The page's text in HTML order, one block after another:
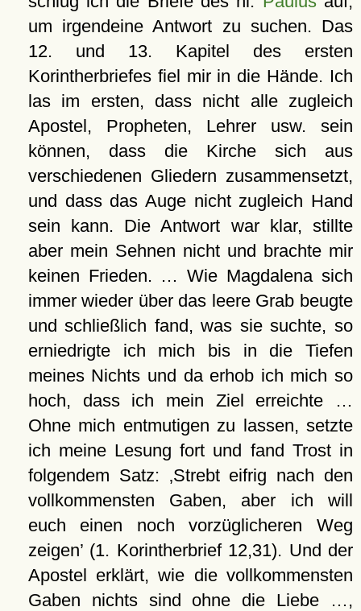
um irgendeine Antwort zu suchen. Das
12. und 13. Kapitel des ersten
Korintherbriefes fiel mir in die Hände. Ich
las im ersten, dass nicht alle zugleich
Apostel, Propheten, Lehrer usw. sein
können, dass die Kirche sich aus
verschiedenen Gliedern zusammensetzt,
und dass das Auge nicht zugleich Hand
sein kann. Die Antwort war klar, stillte
aber mein Sehnen nicht und brachte mir
keinen Frieden. … Wie Magdalena sich
immer wieder über das leere Grab beugte
und schließlich fand, was sie suchte, so
erniedrigte ich mich bis in die Tiefen
meines Nichts und da erhob ich mich so
hoch, dass ich mein Ziel erreichte …
Ohne mich entmutigen zu lassen, setzte
ich meine Lesung fort und fand Trost in
folgendem Satz:
Strebt eifrig nach den
vollkommensten Gaben, aber ich will
euch einen noch vorzüglicheren Weg
zeigen(1. Korintherbrief 12,31). Und der
Apostel erklärt, wie die vollkommensten
Gaben nichts sind ohne die Liebe …,